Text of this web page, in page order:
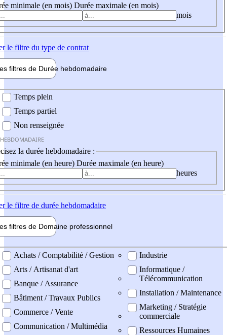
minimale (en mois) Durée maximale (en mois)
mois
le filtre du type de contrat
filtres de Durée hebdomadaire
Temps plein
Temps partiel
Non renseignée
la durée hebdomadaire :
minimale (en heure) Durée maximale (en heure)
heures
le filtre de durée hebdomadaire
filtres de Domaine professionnel
professionel
Achats / Comptabilité / Gestion
Arts / Artisanat d'art
Banque / Assurance
Bâtiment / Travaux Publics
Commerce / Vente
Communication / Multimédia
Industrie
Informatique /
Télécommunication
Installation / Maintenance
Marketing / Stratégie
commerciale
Ressources Humaines